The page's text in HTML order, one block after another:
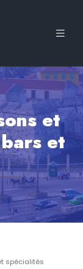
et
et
spécialités